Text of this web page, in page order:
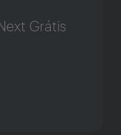
Grátis